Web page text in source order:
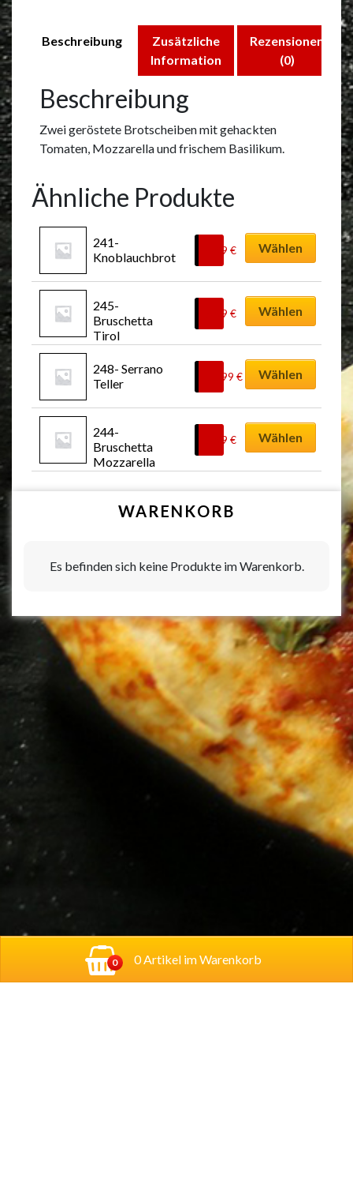
0 0 Artikel im Warenkorb
Beschreibung
Zusätzliche
Information
Rezensionen
(0)
Beschreibung
Zwei geröstete Brotscheiben mit gehackten
Tomaten, Mozzarella und frischem Basilikum.
Ähnliche Produkte
241-
Knoblauchbrot
4,99€ Wählen
245-
Bruschetta
Tirol
5,99€ Wählen
248- Serrano
Teller
11,99€ Wählen
244-
Bruschetta
Mozzarella
5,99€ Wählen
WARENKORB
Es befinden sich keine Produkte im Warenkorb.